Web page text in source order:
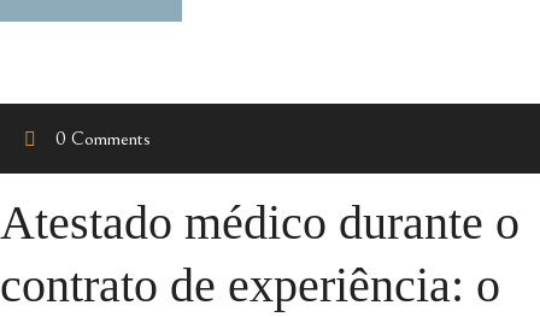
0 Comments
Atestado médico durante o
contrato de experiência: o